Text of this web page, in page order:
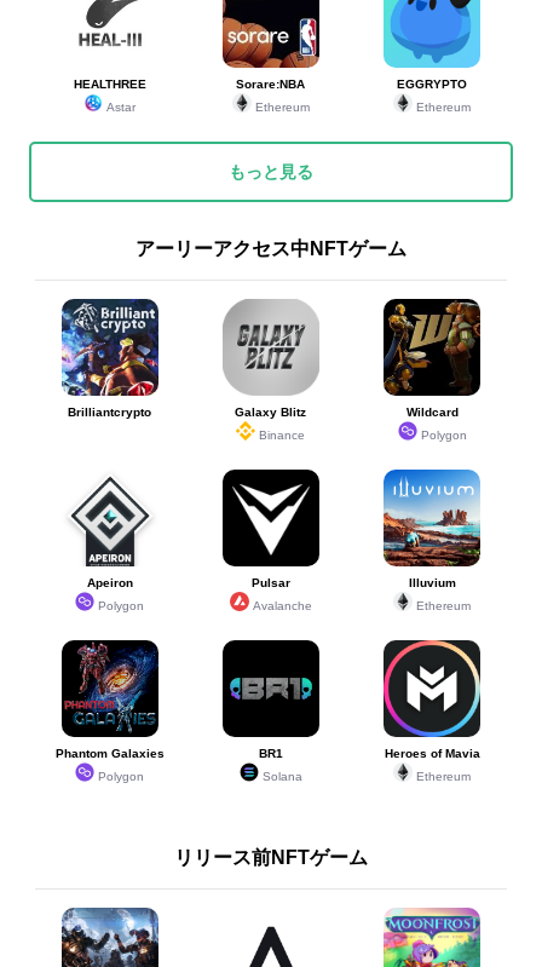
HEALTHREE
Astar
Sorare:NBA
Ethereum
EGGRYPTO
Ethereum
もっと見る
アーリーアクセス中NFTゲーム
Brilliantcrypto
Galaxy Blitz
Binance
Wildcard
Polygon
Apeiron
Polygon
Pulsar
Avalanche
Illuvium
Ethereum
Phantom Galaxies
Polygon
BR1
Solana
Heroes of Mavia
Ethereum
リリース前NFTゲーム